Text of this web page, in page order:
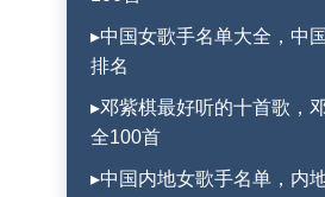
▸中国女歌手名单大全，中
排名
▸邓紫棋最好听的十首歌，
全100首
▸中国内地女歌手名单，内